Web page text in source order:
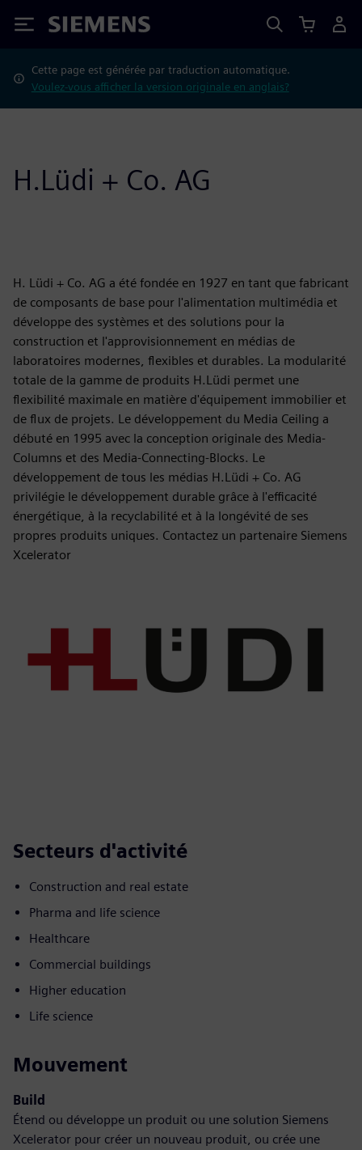
Siemens
Cette page est générée par traduction automatique.
Voulez-vous afficher la version originale en anglais?
H.Lüdi + Co. AG
H. Lüdi + Co. AG a été fondée en 1927 en tant que fabricant
de composants de base pour l'alimentation multimédia et
développe des systèmes et des solutions pour la
construction et l'approvisionnement en médias de
laboratoires modernes, flexibles et durables. La modularité
totale de la gamme de produits H.Lüdi permet une
flexibilité maximale en matière d'équipement immobilier et
de flux de projets. Le développement du Media Ceiling a
débuté en 1995 avec la conception originale des Media-
Columns et des Media-Connecting-Blocks. Le
développement de tous les médias H.Lüdi + Co. AG
privilégie le développement durable grâce à l'efficacité
énergétique, à la recyclabilité et à la longévité de ses
propres produits uniques. Contactez un partenaire Siemens
Xcelerator
Secteurs d'activité
Construction and real estate
Pharma and life science
Healthcare
Commercial buildings
Higher education
Life science
Mouvement
Build
Étend ou développe un produit ou une solution Siemens
Xcelerator pour créer un nouveau produit, ou crée une